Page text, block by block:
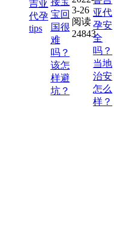
吉亚
代孕
tips
宝回
国很
难
吗？
该怎
样避
坑？
3-26
阅读
24843
亚代
孕安
全
吗？
当地
治安
怎么
样？